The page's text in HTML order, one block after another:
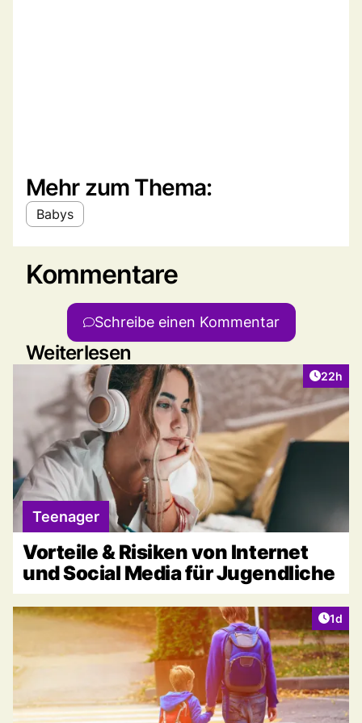
Mehr zum Thema:
Babys
Kommentare
Schreibe einen Kommentar
Weiterlesen
Artikel
22h
Teenager
Vorteile & Risiken von Internet
und Social Media für Jugendliche
1d